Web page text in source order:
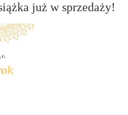
już w sprzedaży!